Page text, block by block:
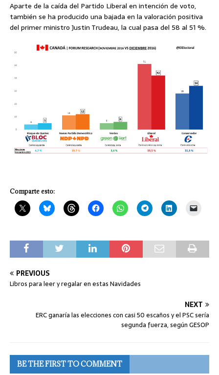
Aparte de la caída del Partido Liberal en intención de voto,
también se ha producido una bajada en la valoración positiva
del primer ministro Justin Trudeau, la cual pasa del 58 al 51 %.
Comparte esto:
PREVIOUS
Libros para leer y regalar en estas Navidades
NEXT
ERC ganaría las elecciones con casi 50 escaños y el PSC sería
segunda fuerza, según GESOP
BE THE FIRST TO COMMENT